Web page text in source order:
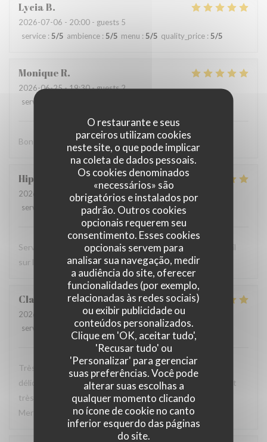
O restaurante e seus
parceiros utilizam cookies
neste site, o que pode implicar
na coleta de dados pessoais.
Os cookies denominados
«necessários» são
obrigatórios e instalados por
padrão. Outros cookies
opcionais requerem seu
consentimento. Esses cookies
opcionais servem para
analisar sua navegação, medir
a audiência do site, oferecer
funcionalidades (por exemplo,
relacionadas às redes sociais)
ou exibir publicidade ou
conteúdos personalizados.
Clique em 'OK, aceitar tudo',
'Recusar tudo' ou
'Personalizar' para gerenciar
suas preferências. Você pode
alterar suas escolhas a
qualquer momento clicando
no ícone de cookie no canto
inferior esquerdo das páginas
do site.
LyciaB
2026-07-06 - 20:00 - guests 5
service : 5/5 ambience : 5/5 menu : 5/5 quality_price : 5/5
MoniqueR
2026-06-25- 19:30 - guests 2
service
Bon accueil
Hippolyte
2026-06-22
- 19:30 - guests 2
service
ambience:5/5 menu: 4 /5 quality_price
Serveur très agréable nourriture très bonne et bon conseil
sur le pinard
Claude
2026-06-18
- 19:30 - guests 2
service
ambience:5/5 menu: 5/5 quality_price
Très bon restaurant Cuisses de grenouilles fraîches
délicieuses ,abricots rôtis délicieux,serveurs disponibles et
très agréable un restaurant à visiter le meilleur de la rue
Mercière.